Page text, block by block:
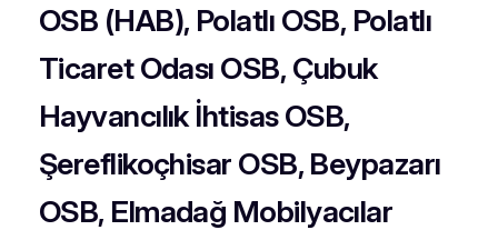
OSB (HAB), Polatlı OSB, Polatlı
Ticaret Odası OSB, Çubuk
Hayvancılık İhtisas OSB,
Şereflikoçhisar OSB, Beypazarı
OSB, Elmadağ Mobilyacılar